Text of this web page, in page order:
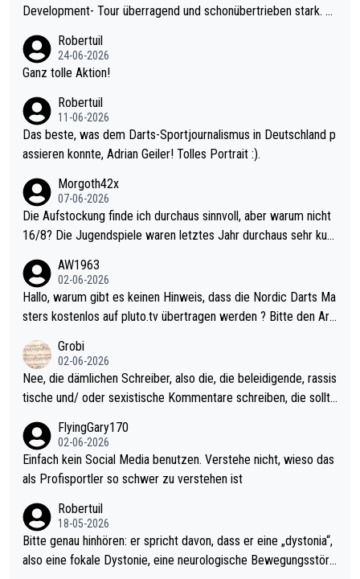
Development- Tour überragend und schonübertrieben stark. U
mal 40+ erst recht. Da gewinnst keinen Blumentopf - ist ja noc
h krasser wie ein Pokalspiel eines Kreisligisten vs einem Bund
Robertuil
24-06-2026
Ganz tolle Aktion!
Robertuil
11-06-2026
Das beste, was dem Darts-Sportjournalismus in Deutschland p
assieren konnte, Adrian Geiler! Tolles Portrait :).
Morgoth42x
07-06-2026
Die Aufstockung finde ich durchaus sinnvoll, aber warum nicht
16/8? Die Jugendspiele waren letztes Jahr durchaus sehr kurz
Allerdings ist Mitchell Lawrie als Nummer 1 der Welt eh qualifi
ziert. Somit ändert die automatische Qualifikation des Weltmei
sters erstmal nichts. Ich denke sie wollen damit für nächstes J
ohl wenig WDF Turniere spielen. Dies war bei Archie Self letzt
es Jahr der Fall. Er musste als amtierender Weltmeister durch
den Qualifier und ich glaube kaum, dass Mitchel sich das (in Ve
gas) antun würde, wenn er doch eigentlich die PDC-WM als Zi
el hat.
AW1963
02-06-2026
Hallo, warum gibt es keinen Hinweis, dass die Nordic Darts Ma
sters kostenlos auf pluto.tv übertragen werden ? Bitte den Arti
Grobi
02-06-2026
Nee, die dämlichen Schreiber, also die, die beleidigende, rassis
tische und/ oder sexistische Kommentare schreiben, die sollte
s Leben in den Griff kriegen. Nur eins wundert mich: Luke Little
r war doch neulich erst derjenige, der über Social Media GvV p
rovoziert hat. Und Littlers Mutter schießt öfters mal gegen Ric
FlyingGary170
02-06-2026
Einfach kein Social Media benutzen. Verstehe nicht, wieso das
als Profisportler so schwer zu verstehen ist
Robertuil
18-05-2026
Bitte genau hinhören: er spricht davon, dass er eine „dystonia“,
also eine fokale Dystonie, eine neurologische Bewegungsstöru